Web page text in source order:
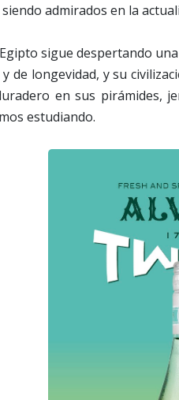
admirados en la
sigue despertando
de longevidad, y su
en sus pirámides,
estudiando.